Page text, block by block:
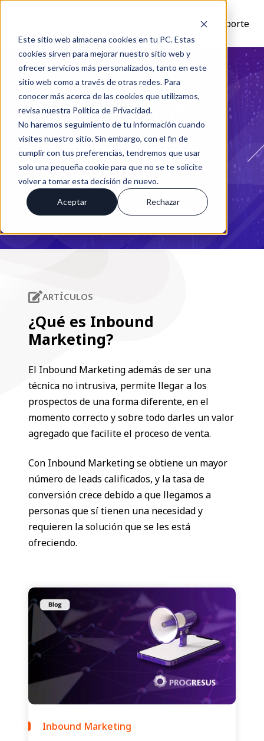
Este sitio web almacena cookies en tu PC. Estas
cookies sirven para mejorar nuestro sitio web y
ofrecer servicios más personalizados, tanto en este
sitio web como a través de otras redes. Para
conocer más acerca de las cookies que utilizamos,
revisa nuestra Política de Privacidad.
No haremos seguimiento de tu información cuando
visites nuestro sitio. Sin embargo, con el fin de
cumplir con tus preferencias, tendremos que usar
solo una pequeña cookie para que no se te solicite
volver a tomar esta decisión de nuevo.
Aceptar Rechazar
Soporte
Inbound
Marketing
Que potencian las operaciones de las
compañías
ARTÍCULOS
¿Qué es Inbound
Marketing?
El Inbound Marketing además de ser una
técnica no intrusiva, permite llegar a los
prospectos de una forma diferente, en el
momento correcto y sobre todo darles un valor
agregado que facilite el proceso de venta.
Con Inbound Marketing se obtiene un mayor
número de leads calificados, y la tasa de
conversión crece debido a que llegamos a
personas que sí tienen una necesidad y
requieren la solución que se les está
ofreciendo.
Inbound Marketing